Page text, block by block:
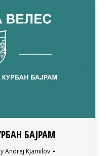
БАЈРАМ
Andrej Kjamilov